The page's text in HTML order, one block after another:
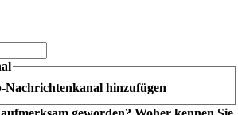
Nachrichtenkanal hinzufügen